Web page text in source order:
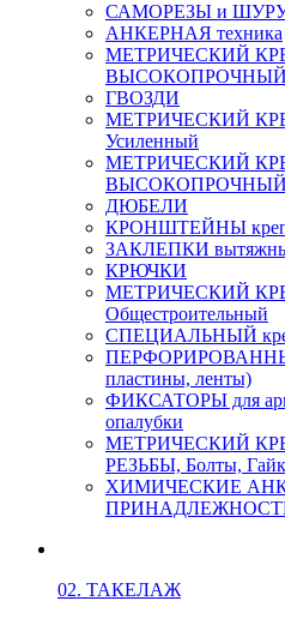
САМОРЕЗЫ и
АНКЕРНАЯ техника
МЕТРИЧЕСКИЙ
ВЫСОКОПРОЧНЫЙ
ГВОЗДИ
МЕТРИЧЕСКИЙ
Усиленный
МЕТРИЧЕСКИЙ
ВЫСОКОПРОЧНЫЙ
ДЮБЕЛИ
КРОНШТЕЙНЫ
ЗАКЛЕПКИ
КРЮЧКИ
МЕТРИЧЕСКИЙ
Общестроительный
СПЕЦИАЛЬНЫЙ
пластины, ленты)
ФИКСАТОРЫ для
опалубки
МЕТРИЧЕСКИЙ
РЕЗЬБЫ, Болты,
ХИМИЧЕСКИЕ
02. ТАКЕЛАЖ